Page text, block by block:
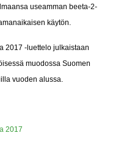
useamman beeta-2-
käytön.
2017 -luettelo julkaistaan
muodossa Suomen
vuoden alussa.
2017